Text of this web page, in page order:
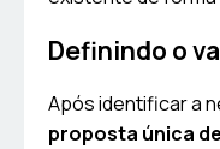
Definindo o
Após identificar a
proposta única